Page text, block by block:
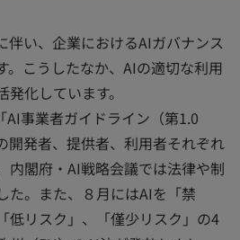
伴い、企業におけるAIガバナンス
。こうしたなか、AIの適切な利用
化しています。
事業者ガイドライン（第1.0
開発者、提供者、利用者それぞれ
内閣府・AI戦略会議では法律や制
た。また、８月にはAIを「禁
低リスク」、「僅少リスク」の4